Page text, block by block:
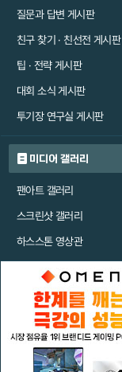
질문과 답변 게시판
친구 찾기 · 친선전 게시판
팁 · 전략 게시판
대회 소식 게시판
투기장 연구실 게시판
미디어 갤러리
팬아트 갤러리
스크린샷 갤러리
하스스톤 영상관